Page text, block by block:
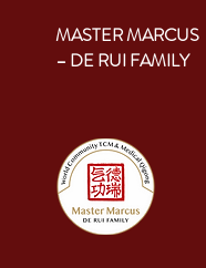
MASTER MARCUS
– DE RUI FAMILY